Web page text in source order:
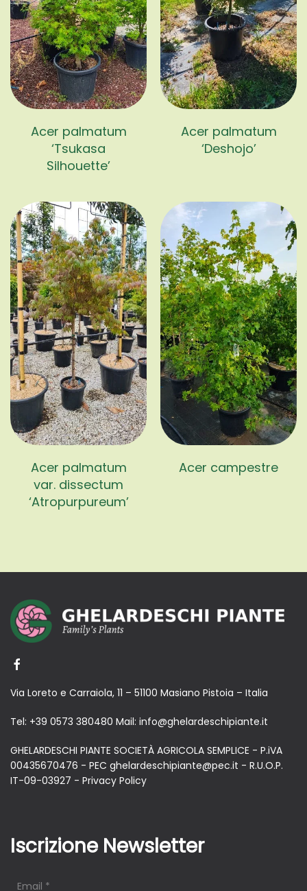
Acer palmatum
‘Tsukasa
Silhouette’
Acer palmatum
‘Deshojo’
Acer palmatum
var. dissectum
‘Atropurpureum’
Acer campestre
Via Loreto e Carraiola, 11 – 51100 Masiano Pistoia – Italia
Tel: +39 0573 380480 Mail: info@ghelardeschipiante.it
GHELARDESCHI PIANTE SOCIETÀ AGRICOLA SEMPLICE - P.iVA
00435670476 - PEC ghelardeschipiante@pec.it - R.U.O.P.
IT-09-03927 - Privacy Policy
Iscrizione Newsletter